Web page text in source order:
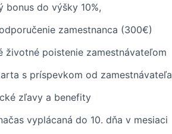
bonus do výšky 10%,
zamestnanca (300€)
životné poistenie zamestnávateľom
s príspevkom od zamestnávateľa
zľavy a benefity
vyplácaná do 10. dňa v mesiaci